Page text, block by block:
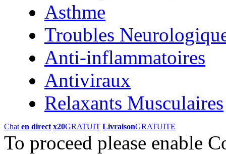
Asthme
Troubles
Anti-inflammatoires
Antiviraux
Relaxants Musculaires
Chat en direct x20GRATUIT LivraisonGRATUITE
To proceed please enable